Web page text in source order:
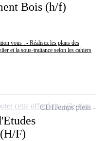
Bois (h/f)
vous : - Réalisez les plans des
et la sous-traitance selon les cahiers
F)
CDITemps plein
cette offre à ma sélection